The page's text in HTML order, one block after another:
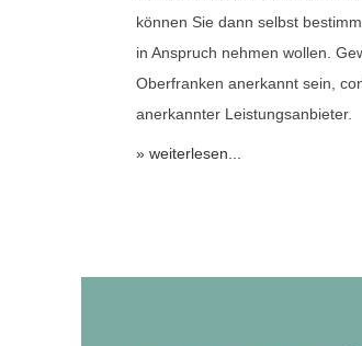
können Sie dann selbst
in Anspruch nehmen wollen.
Oberfranken anerkannt sein,
anerkannter Leistungsanbieter.
» weiterlesen...